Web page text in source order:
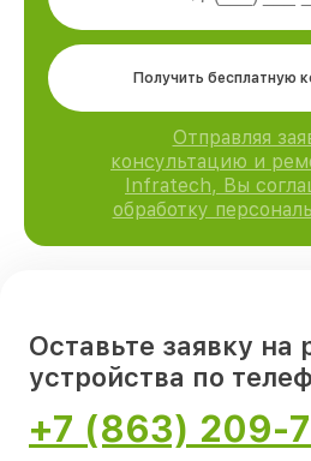
Получить бесплатную
Отправляя
консультацию и
Infratech, Вы
обработку
Оставьте заявку
устройства по
+7 (863) 209-